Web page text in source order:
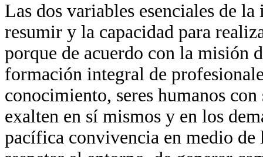
Las dos variables esenciales de
resumir y la capacidad para
porque de acuerdo con la misión
formación integral de
conocimiento, seres humanos
exalten en sí mismos y en los
pacífica convivencia en medio de